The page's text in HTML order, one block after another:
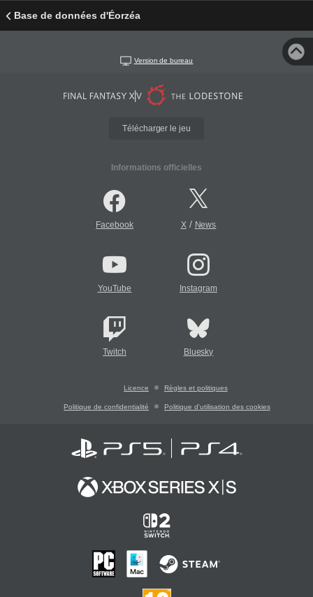
Base de données d'Éorzéa
Version de bureau
Télécharger le jeu
Informations officielles
Facebook X/ News
YouTube Instagram
Twitch Bluesky
Licence Règles et politiques
Politique de confidentialité Politique d'utilisation des cookies